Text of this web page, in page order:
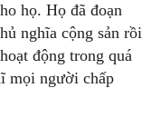
họ. Họ đã đoạn
nghĩa cộng sản rồi
động trong quá
mọi người chấp